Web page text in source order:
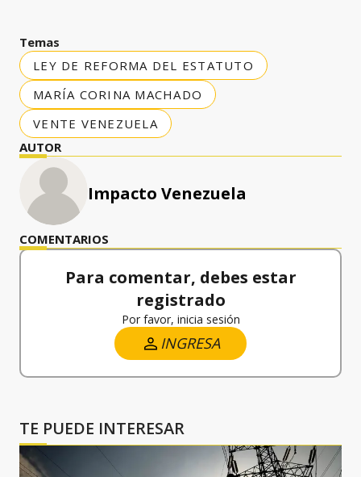
Temas
LEY DE REFORMA DEL ESTATUTO
MARÍA CORINA MACHADO
VENTE VENEZUELA
AUTOR
Impacto Venezuela
COMENTARIOS
Para comentar, debes estar
registrado
Por favor, inicia sesión
INGRESA
TE PUEDE INTERESAR